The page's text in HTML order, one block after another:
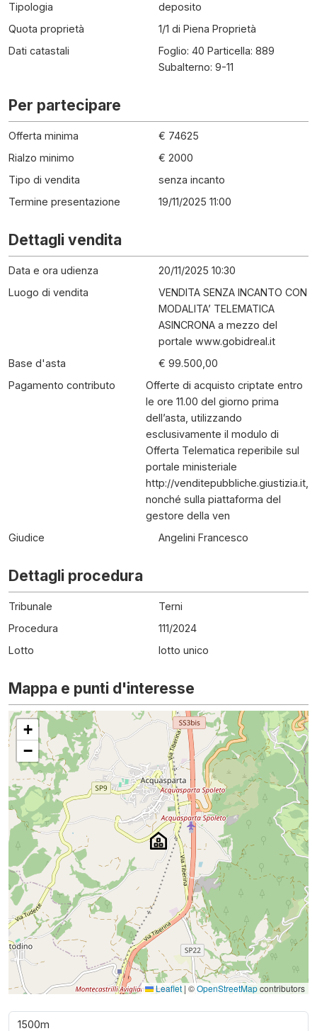
Tipologia
deposito
Quota proprietà
1/1 di Piena Proprietà
Dati catastali
Foglio: 40 Particella: 889
Subalterno: 9-11
Per partecipare
Offerta minima
€ 74625
Rialzo minimo
€ 2000
Tipo di vendita
senza incanto
Termine presentazione
19/11/2025 11:00
Dettagli vendita
Data e ora udienza
20/11/2025 10:30
Luogo di vendita
VENDITA SENZA INCANTO CON
MODALITA’ TELEMATICA
ASINCRONA a mezzo del
portale www.gobidreal.it
Base d'asta
€ 99.500,00
Pagamento contributo
Offerte di acquisto criptate entro
le ore 11.00 del giorno prima
dell’asta, utilizzando
esclusivamente il modulo di
Offerta Telematica reperibile sul
portale ministeriale
http://venditepubbliche.giustizia.it,
nonché sulla piattaforma del
gestore della ven
Giudice
Angelini Francesco
Dettagli procedura
Tribunale
Terni
Procedura
111/2024
Lotto
lotto unico
Mappa e punti d'interesse
+
−
Leaflet | ©OpenStreetMapcontributors